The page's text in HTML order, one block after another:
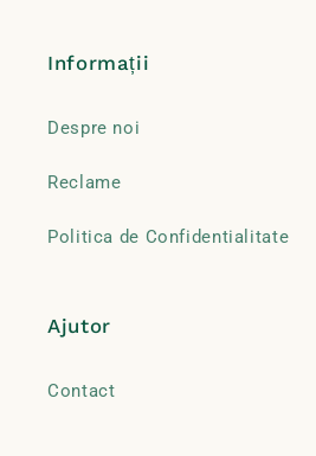
Informații
Despre noi
Reclame
Politica de Confidentialitate
Ajutor
Contact